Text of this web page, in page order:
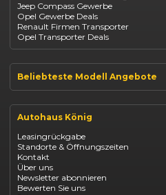
Kia
Mazda
Citroën
Abarth
Fiat Professional
Jeep Compass Gewerbe
Opel Gewerbe Deals
Renault Firmen Transporter
Opel Transporter Deals
Beliebteste Modell Angebote
Renault Arkana Leasing
Renault Captur Leasing
Opel Astra leasen
Opel Mokka kaufen
Opel Grandland finanzieren
Opel Vivaro Gewerbeleasing
Fiat 500 finanzieren
Fiat Panda leasen
Autohaus König
Leasingrückgabe
Standorte & Öffnungszeiten
Kontakt
Über uns
Newsletter abonnieren
Bewerten Sie uns